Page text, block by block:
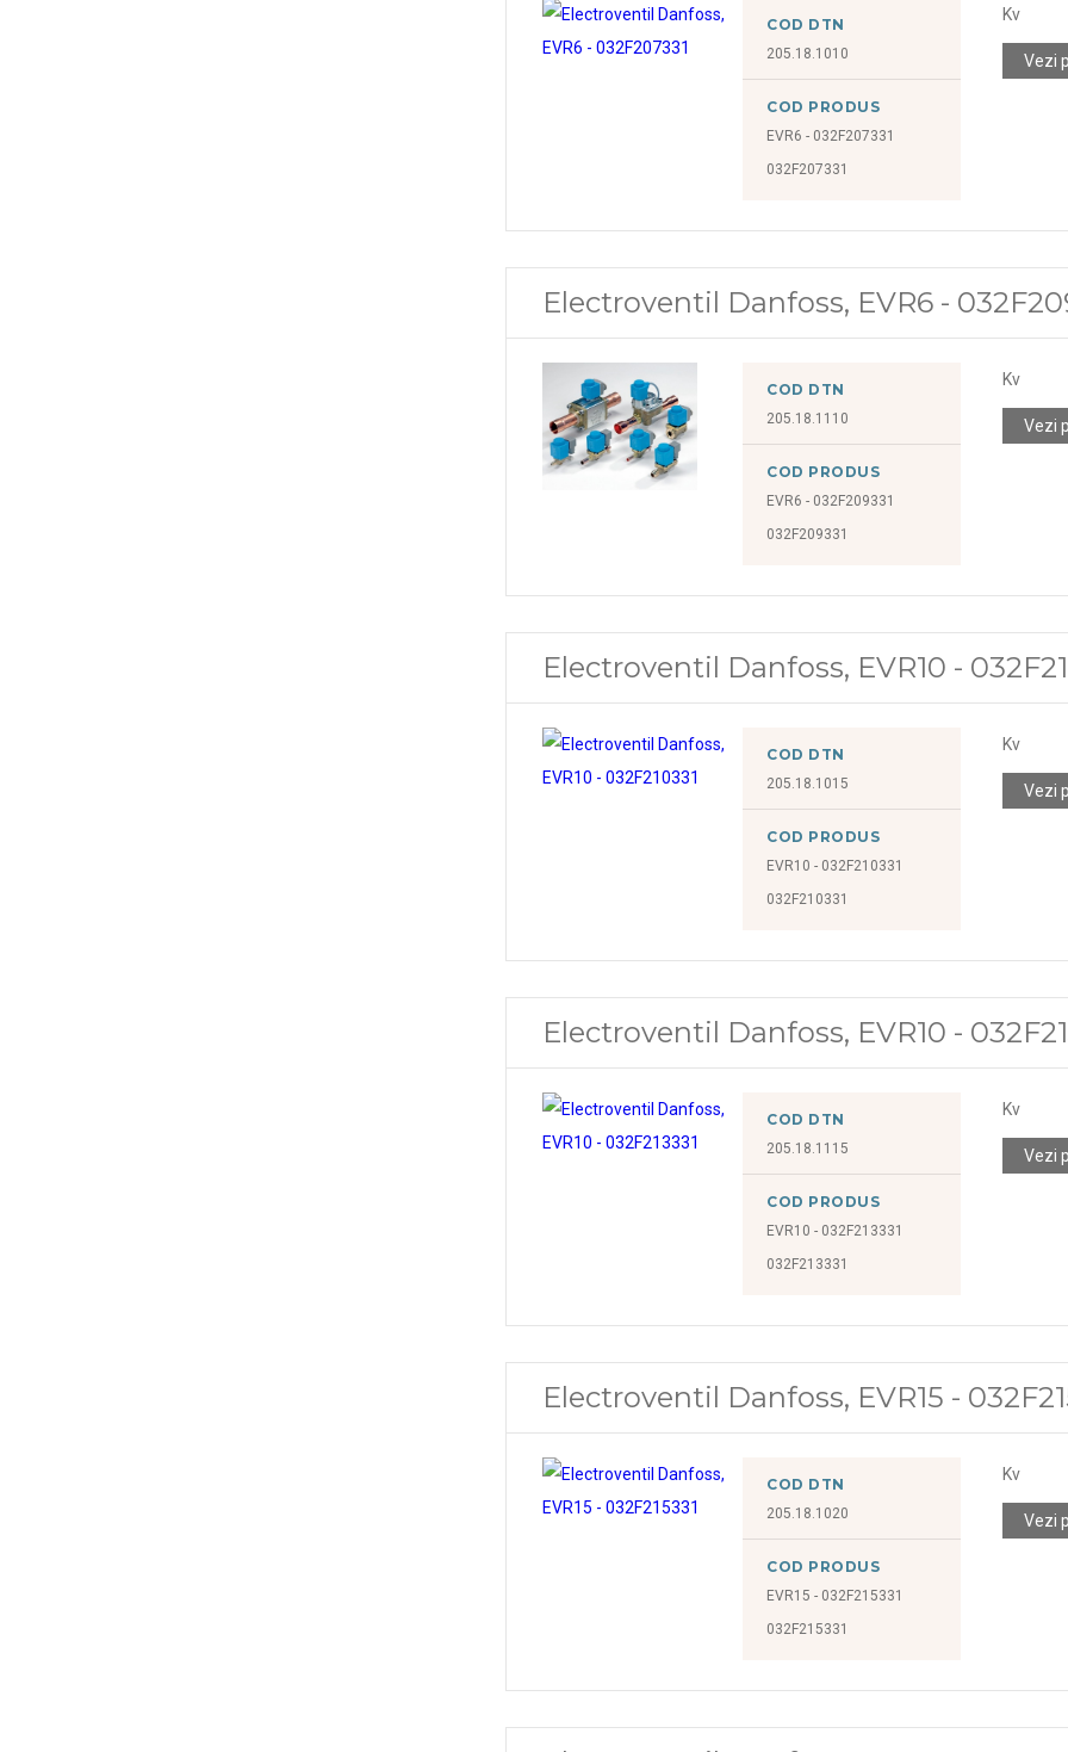
COD DTN
205.18.1010
COD PRODUS
EVR6 - 032F207331
032F207331
Kv
Vezi
Electroventil Danfoss, EVR6 -
COD DTN
205.18.1110
COD PRODUS
EVR6 - 032F209331
032F209331
Kv
Vezi
Electroventil Danfoss, EVR10 -
COD DTN
205.18.1015
COD PRODUS
EVR10 - 032F210331
032F210331
Kv
Vezi
Electroventil Danfoss, EVR10 -
COD DTN
205.18.1115
COD PRODUS
EVR10 - 032F213331
032F213331
Kv
Vezi
Electroventil Danfoss, EVR15 -
COD DTN
205.18.1020
COD PRODUS
EVR15 - 032F215331
032F215331
Kv
Vezi